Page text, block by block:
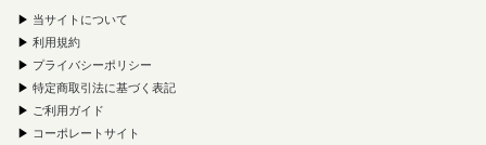
▶ 当サイトについて
▶ 利用規約
▶ プライバシーポリシー
▶ 特定商取引法に基づく表記
▶ ご利用ガイド
▶ コーポレートサイト